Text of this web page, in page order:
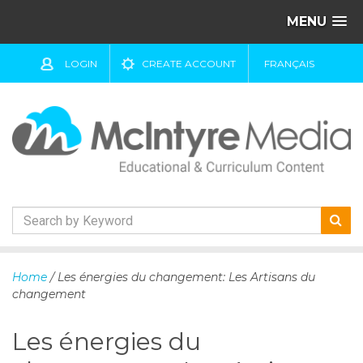
MENU
LOGIN CREATE ACCOUNT FRANÇAIS
kHome / Les énergies du changement: Les Artisans du
changement
Les énergies du